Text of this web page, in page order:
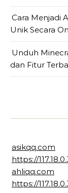
Cara Menjadi
Unik Secara
Unduh
dan Fitur
asikqq.com
https://
ahliqq.com
https://